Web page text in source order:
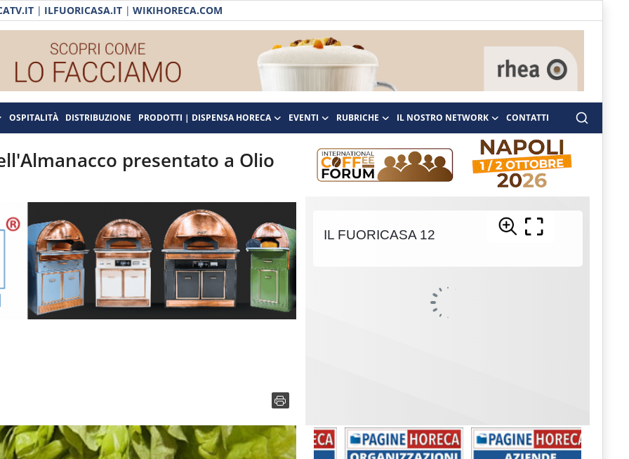
| ILFUORICASA.IT | WIKIHORECA.COM
OSPITALITÀ DISTRIBUZIONE PRODOTTI | DISPENSA HORECA EVENTI RUBRICHE IL NOSTRO NETWORK CONTATTI
presentato a Olio